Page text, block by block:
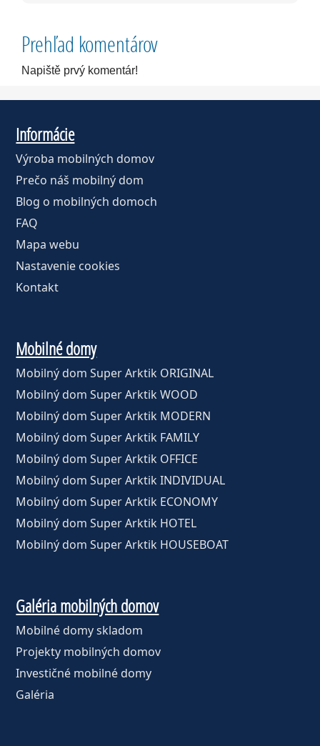
Prehľad komentárov
Napiště prvý komentár!
Informácie
Výroba mobilných domov
Prečo náš mobilný dom
Blog o mobilných domoch
FAQ
Mapa webu
Nastavenie cookies
Kontakt
Mobilné domy
Mobilný dom Super Arktik ORIGINAL
Mobilný dom Super Arktik WOOD
Mobilný dom Super Arktik MODERN
Mobilný dom Super Arktik FAMILY
Mobilný dom Super Arktik OFFICE
Mobilný dom Super Arktik INDIVIDUAL
Mobilný dom Super Arktik ECONOMY
Mobilný dom Super Arktik HOTEL
Mobilný dom Super Arktik HOUSEBOAT
Galéria mobilných domov
Mobilné domy skladom
Projekty mobilných domov
Investičné mobilné domy
Galéria